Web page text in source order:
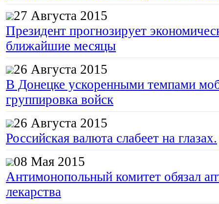
27 Августа 2015
Президент прогнозирует
ближайшие месяцы
26 Августа 2015
В Донецке ускоренными темпами
группировка войск
26 Августа 2015
Российская валюта слабеет на глазах.
08 Мая 2015
Антимонопольный комитет обязал
лекарства